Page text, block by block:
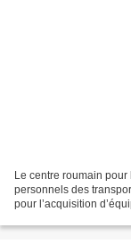
Le centre roumain
personnels des
pour l’acquisition